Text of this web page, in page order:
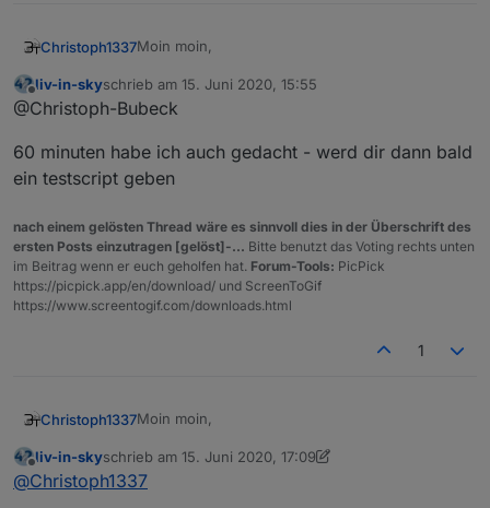
Christoph1337Moin moin,
ich meine die Infos zu den DPs hast du genau
richtig dargestellt.
nehmen, da durch z.B.DutyCycledas Gerät für
diesen Zeitraum nicht erreichbar sein könnte.
korrekt funktioniert. Wahrscheinlich wird man
das erst merken, wenn man eine längere
Offline
liv-in-skyschrieb am 15. Juni 2020, 15:55
zuletzt editiert von
@Christoph-Bubeck
60 minuten habe ich auch gedacht - werd dir dann bald
ein testscript geben
nach einem gelösten Thread wäre es sinnvoll dies in der Überschrift des
ersten Posts einzutragen [gelöst]-... Bitte benutzt das Voting rechts unten
im Beitrag wenn er euch geholfen hat. Forum-Tools: PicPick
https://picpick.app/en/download/ und ScreenToGif
https://www.screentogif.com/downloads.html
1
Christoph1337Moin moin,
ich meine die Infos zu den DPs hast du genau
richtig dargestellt.
Offline
liv-in-skyschrieb am 15. Juni 2020, 17:09
zuletzt editiert von liv-in-sky
@Christoph1337